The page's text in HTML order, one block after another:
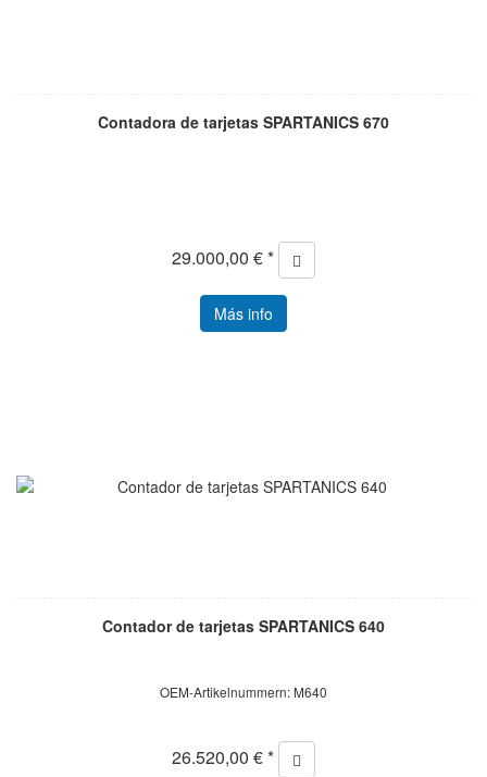
Contadora de tarjetas SPARTANICS 670
29.000,00 € *
Más info
Contador de tarjetas SPARTANICS 640
OEM-Artikelnummern: M640
26.520,00 € *